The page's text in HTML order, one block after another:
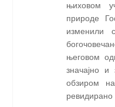
њиховом
природе
изменили
његовом
значајно и
обзиром